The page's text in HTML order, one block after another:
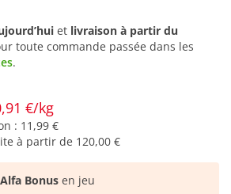
et livraison à partir du
toute commande passée dans les
.
€/kg
: 11,99 €
à partir de 120,00 €
Bonus en jeu